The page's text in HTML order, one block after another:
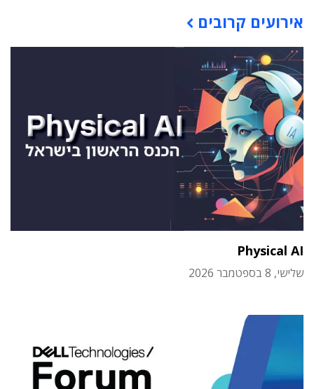
אירועים קרובים
Physical AI
שלישי, 8 בספטמבר 2026